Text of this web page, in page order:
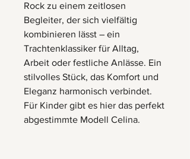
Rock zu einem zeitlosen
Begleiter, der sich vielfältig
kombinieren lässt – ein
Trachtenklassiker für Alltag,
Arbeit oder festliche Anlässe. Ein
stilvolles Stück, das Komfort und
Eleganz harmonisch verbindet.
Für Kinder gibt es hier das perfekt
abgestimmte Modell Celina.